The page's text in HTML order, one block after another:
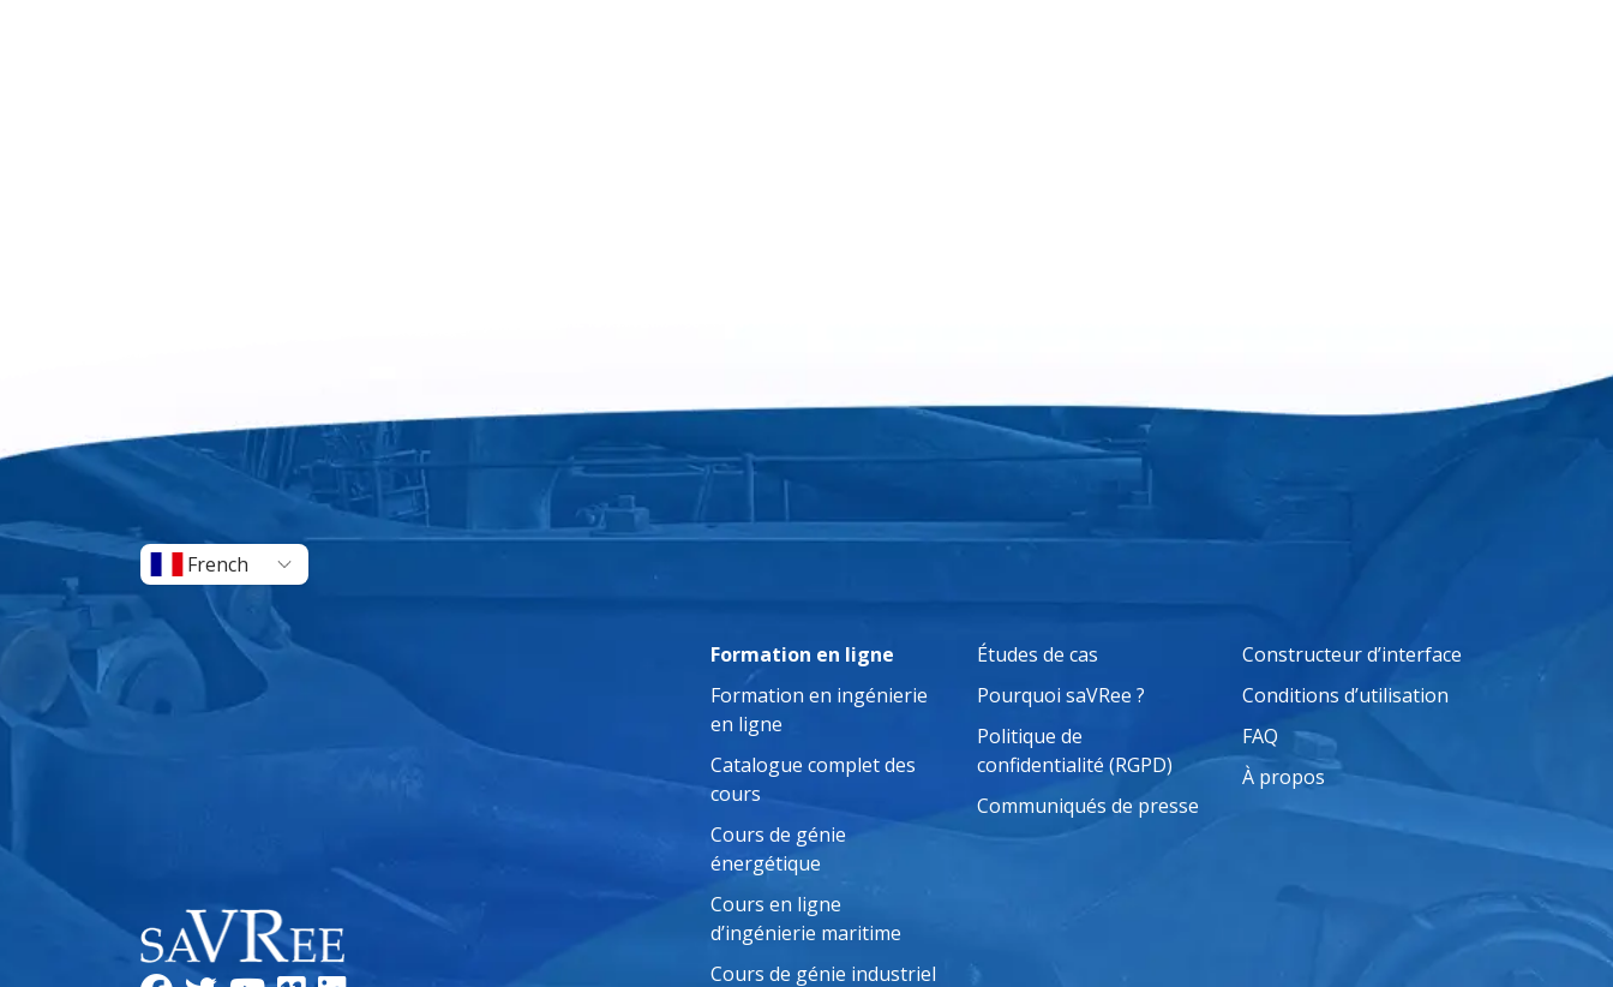
French
Formation en ligne
Formation en ingénierie
en ligne
Catalogue complet des
cours
Cours de génie
énergétique
Cours en ligne
d’ingénierie maritime
Cours de génie industriel
Études de cas
Pourquoi saVRee ?
Politique de
confidentialité (RGPD)
Communiqués de presse
Constructeur d’interface
Conditions d’utilisation
FAQ
À propos